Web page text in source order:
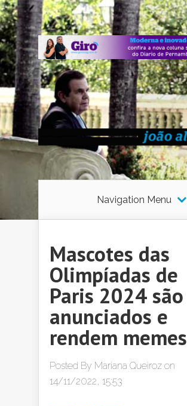
Navigation Menu
Mascotes das
Olimpíadas de
Paris 2024 são
anunciados e
rendem memes
Posted By Mariana Queiroz on
14/11/2022, 15:53